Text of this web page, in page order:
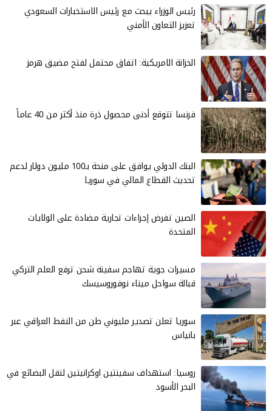
رئيس الوزراء يبحث مع رئيس الاستخبارات السعودي
تعزيز التعاون الأمني
الخزانة الامريكية: اتفاق محتمل لفتح مضيق هرمز
فرنسا تتوقع أدنى محصول ذرة منذ أكثر من 40 عاماً
البنك الدولي يوافق على منحة بـ100 مليون دولار لدعم
تحديث القطاع المالي في سوريا
الصين تفرض إجراءات تجارية مضادة على الولايات
المتحدة
مسيرات جوية تهاجم سفينة شحن ترفع العلم التركي
قبالة سواحل ميناء نوفوروسيسك
سوريا تعلن تصدير مليوني طن من النفط العراقي عبر
بانياس
روسيا: استهداف سفينتين اوكرانيتين لنقل البضائع في
البحر الأسود